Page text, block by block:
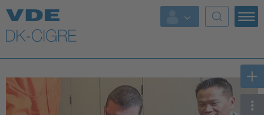
Top Themen
Fokusthemen